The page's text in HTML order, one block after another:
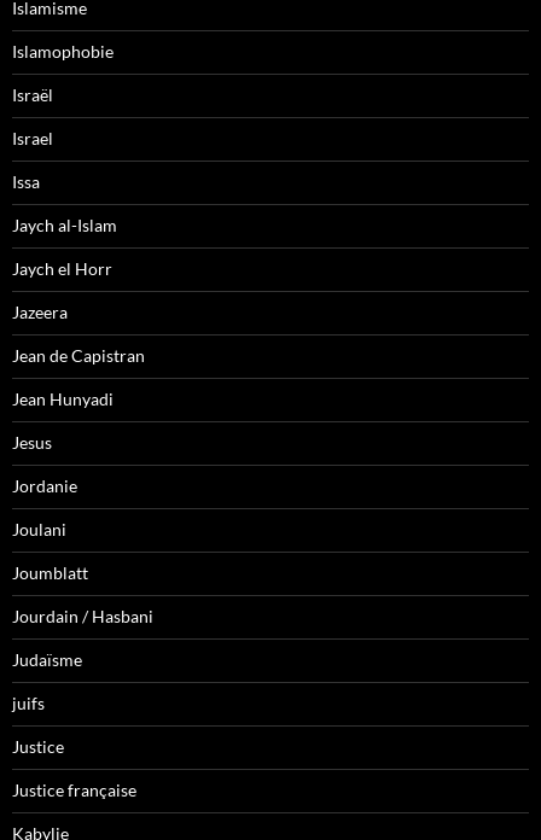
Islamisme
Islamophobie
Israël
Israel
Issa
Jaych al-Islam
Jaych el Horr
Jazeera
Jean de Capistran
Jean Hunyadi
Jesus
Jordanie
Joulani
Joumblatt
Jourdain / Hasbani
Judaïsme
juifs
Justice
Justice française
Kabylie